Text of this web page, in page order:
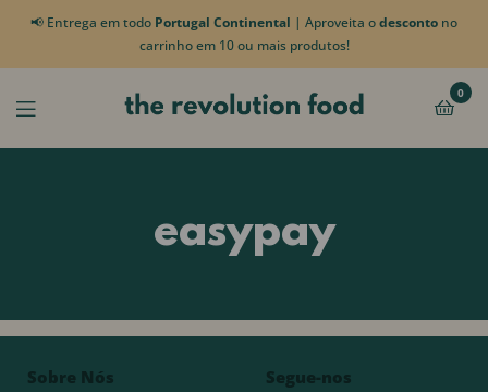
📢 Entrega em todo Portugal Continental | Aproveita odesconto no
carrinho em 10 ou mais produtos!
0
easypay
Sobre Nós Segue-nos